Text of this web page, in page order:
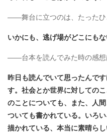
――舞台に立つのは、たったひ
いかにも、逃げ場がどこにもな
――台本を読んでみた時の感想
昨日も読んでいて思ったんで
す。社会とか世界に対しての
のことについても、また、人
ついても書かれている。いろ
描かれている、本当に素晴ら